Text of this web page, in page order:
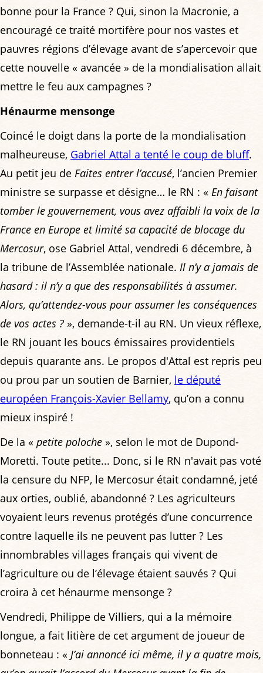
bonne pour la France ? Qui, sinon la Macronie, a
encouragé ce traité mortifère pour nos vastes et
pauvres régions d’élevage avant de s’apercevoir que
cette nouvelle « avancée » de la mondialisation allait
mettre le feu aux campagnes ?
Hénaurme mensonge
Coincé le doigt dans la porte de la mondialisation
malheureuse, Gabriel Attal a tenté le coup de bluff.
Au petit jeu de Faites entrer l’accusé, l’ancien Premier
ministre se surpasse et désigne… le RN : « En faisant
tomber le gouvernement, vous avez affaibli la voix de la
France en Europe et limité sa capacité de blocage du
Mercosur, ose Gabriel Attal, vendredi 6 décembre, à
la tribune de l’Assemblée nationale. Il n’y a jamais de
hasard : il n’y a que des responsabilités à assumer.
Alors, qu’attendez-vous pour assumer les conséquences
de vos actes ? », demande-t-il au RN. Un vieux réflexe,
le RN jouant les boucs émissaires providentiels
depuis quarante ans. Le propos d'Attal est repris peu
ou prou par un soutien de Barnier, le député
européen François-Xavier Bellamy, qu’on a connu
mieux inspiré !
De la « petite poloche », selon le mot de Dupond-
Moretti. Toute petite... Donc, si le RN n'avait pas voté
la censure du NFP, le Mercosur était condamné, jeté
aux orties, oublié, abandonné ? Les agriculteurs
voyaient leurs revenus protégés d’une concurrence
contre laquelle ils ne peuvent pas lutter ? Les
innombrables villages français qui vivent de
l’agriculture ou de l’élevage étaient sauvés ? Qui
croira à cet hénaurme mensonge ?
Vendredi, Philippe de Villiers, qui a la mémoire
longue, a fait litière de cet argument de joueur de
bonneteau : « J’ai annoncé ici même, il y a quatre mois,